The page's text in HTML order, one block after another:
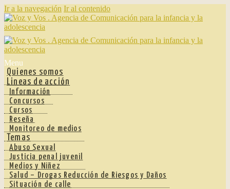
Ir a la navegación Ir al contenido
Menu
Quienes somos
Lineas de acción
Información
Concursos
Cursos
Reseña
Monitoreo de medios
Temas
Abuso Sexual
Justicia penal juvenil
Medios y Niñez
Salud – Drogas Reducción de Riesgos y Daños
Situación de calle